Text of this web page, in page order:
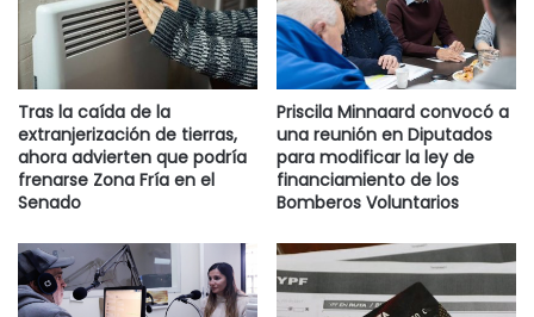
Tras la caída de la
extranjerización de tierras,
ahora advierten que podría
frenarse Zona Fría en el
Senado
Priscila Minnaard convocó a
una reunión en Diputados
para modificar la ley de
financiamiento de los
Bomberos Voluntarios